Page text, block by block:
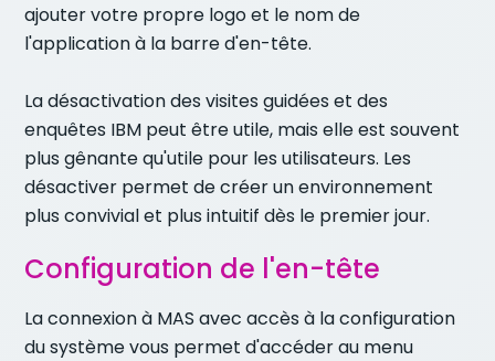
ajouter votre propre logo et le nom de
l'application à la barre d'en-tête.
La désactivation des visites guidées et des
enquêtes IBM peut être utile, mais elle est souvent
plus gênante qu'utile pour les utilisateurs. Les
désactiver permet de créer un environnement
plus convivial et plus intuitif dès le premier jour.
Configuration de l'en-tête
La connexion à MAS avec accès à la configuration
du système vous permet d'accéder au menu